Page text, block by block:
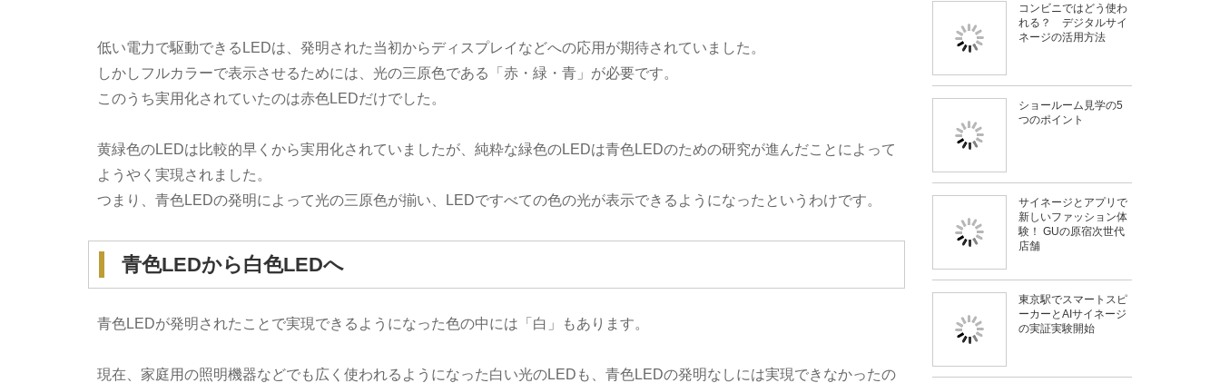
低い電力で駆動できるLEDは、発明された当初からディスプレイなどへの応用が期待されていました。
しかしフルカラーで表示させるためには、光の三原色である「赤・緑・青」が必要です。
このうち実用化されていたのは赤色LEDだけでした。
黄緑色のLEDは比較的早くから実用化されていましたが、純粋な緑色のLEDは青色LEDのための研究が進んだことによって
ようやく実現されました。
つまり、青色LEDの発明によって光の三原色が揃い、LEDですべての色の光が表示できるようになったというわけです。
青色LEDから白色LEDへ
青色LEDが発明されたことで実現できるようになった色の中には「白」もあります。
現在、家庭用の照明機器などでも広く使われるようになった白い光のLEDも、青色LEDの発明なしには実現できなかったの
コンビニではどう使わ
れる？ デジタルサイ
ネージの活用方法
ショールーム見学の5
つのポイント
サイネージとアプリで
新しいファッション体
験！ GUの原宿次世代
店舗
東京駅でスマートスピ
ーカーとAIサイネージ
の実証実験開始